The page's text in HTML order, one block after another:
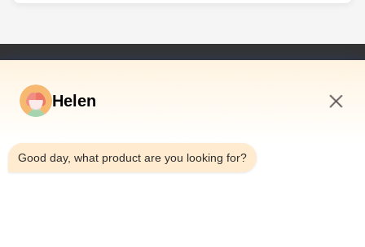
Vídeos
Sobre Nosotros
Helen
Good day, what product are you looking for?